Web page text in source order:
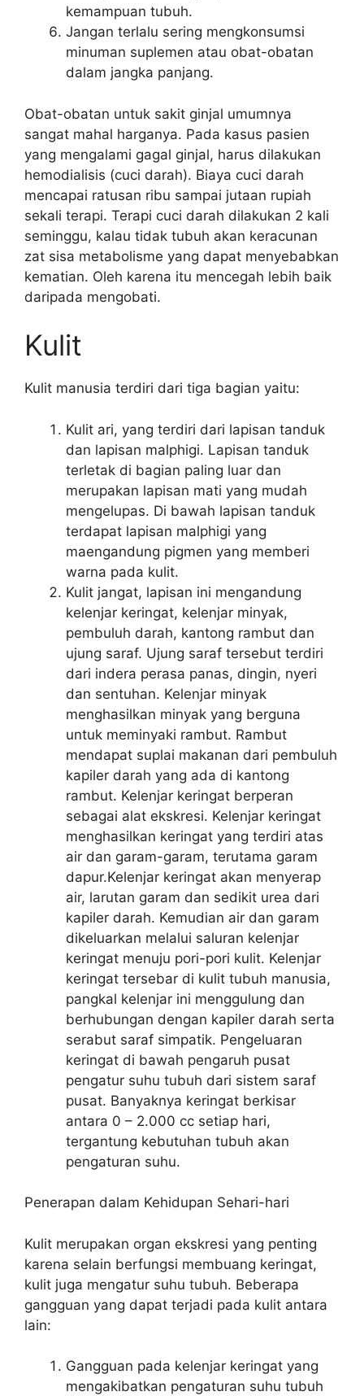
kemampuan tubuh.
Jangan terlalu sering mengkonsumsi
minuman suplemen atau obat-obatan
dalam jangka panjang.
Obat-obatan untuk sakit ginjal umumnya
sangat mahal harganya. Pada kasus pasien
yang mengalami gagal ginjal, harus dilakukan
hemodialisis (cuci darah). Biaya cuci darah
mencapai ratusan ribu sampai jutaan rupiah
sekali terapi. Terapi cuci darah dilakukan 2 kali
seminggu, kalau tidak tubuh akan keracunan
zat sisa metabolisme yang dapat menyebabkan
kematian. Oleh karena itu mencegah lebih baik
daripada mengobati.
Kulit
Kulit manusia terdiri dari tiga bagian yaitu:
Kulit ari, yang terdiri dari lapisan tanduk
dan lapisan malphigi. Lapisan tanduk
terletak di bagian paling luar dan
merupakan lapisan mati yang mudah
mengelupas. Di bawah lapisan tanduk
terdapat lapisan malphigi yang
maengandung pigmen yang memberi
warna pada kulit.
Kulit jangat, lapisan ini mengandung
kelenjar keringat, kelenjar minyak,
pembuluh darah, kantong rambut dan
ujung saraf. Ujung saraf tersebut terdiri
dari indera perasa panas, dingin, nyeri
dan sentuhan. Kelenjar minyak
menghasilkan minyak yang berguna
untuk meminyaki rambut. Rambut
mendapat suplai makanan dari pembuluh
kapiler darah yang ada di kantong
rambut. Kelenjar keringat berperan
sebagai alat ekskresi. Kelenjar keringat
menghasilkan keringat yang terdiri atas
air dan garam-garam, terutama garam
dapur.Kelenjar keringat akan menyerap
air, larutan garam dan sedikit urea dari
kapiler darah. Kemudian air dan garam
dikeluarkan melalui saluran kelenjar
keringat menuju pori-pori kulit. Kelenjar
keringat tersebar di kulit tubuh manusia,
pangkal kelenjar ini menggulung dan
berhubungan dengan kapiler darah serta
serabut saraf simpatik. Pengeluaran
keringat di bawah pengaruh pusat
pengatur suhu tubuh dari sistem saraf
pusat. Banyaknya keringat berkisar
antara 0 – 2.000 cc setiap hari,
tergantung kebutuhan tubuh akan
pengaturan suhu.
Penerapan dalam Kehidupan Sehari-hari
Kulit merupakan organ ekskresi yang penting
karena selain berfungsi membuang keringat,
kulit juga mengatur suhu tubuh. Beberapa
gangguan yang dapat terjadi pada kulit antara
lain:
Gangguan pada kelenjar keringat yang
mengakibatkan pengaturan suhu tubuh